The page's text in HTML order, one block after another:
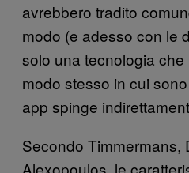
avrebbero tradito
modo (e adesso con le
solo una tecnologia
modo stesso in cui
app spinge
Secondo Timmermans,